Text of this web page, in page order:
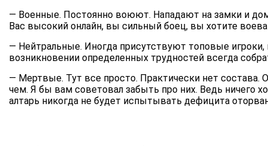
— Военные. Постоянно воюют. Нападают на замки и
Вас высокий онлайн, вы сильный боец, вы хотите
— Нейтральные. Иногда присутствуют топовые
возникновении определенных трудностей всегда
— Мертвые. Тут все просто. Практически нет состава.
чем. Я бы вам советовал забыть про них. Ведь ничего
алтарь никогда не будет испытывать дефицита